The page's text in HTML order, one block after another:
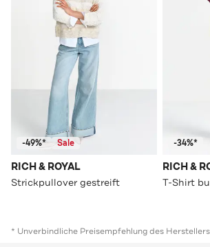
-49%* Sale
RICH & ROYAL
Strickpullover gestreift
-34%*
RICH &
T-Shirt
* Unverbindliche Preisempfehlung des